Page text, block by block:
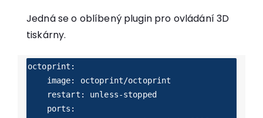
Jedná se o oblíbený plugin pro ovládání 3D
tiskárny.
octoprint: